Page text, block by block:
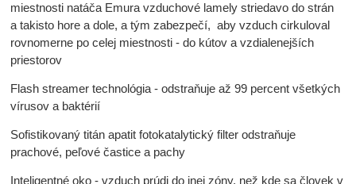
miestnosti natáča Emura vzduchové lamely striedavo do strán
a takisto hore a dole, a tým zabezpečí, aby vzduch cirkuloval
rovnomerne po celej miestnosti - do kútov a vzdialenejších
priestorov
Flash streamer technológia - odstraňuje až 99 percent všetkých
vírusov a baktérií
Sofistikovaný titán apatit fotokatalytický filter odstraňuje
prachové, peľové častice a pachy
Inteligentné oko - vzduch prúdi do inej zóny, než kde sa človek v